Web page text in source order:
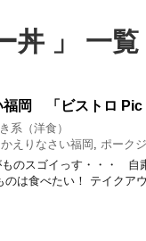
丼 」 一覧
岡 「ビストロ Pic
系（洋食）
えりなさい福岡 , ポーク
のスゴイっす・・・ 自
は食べたい！ テイク